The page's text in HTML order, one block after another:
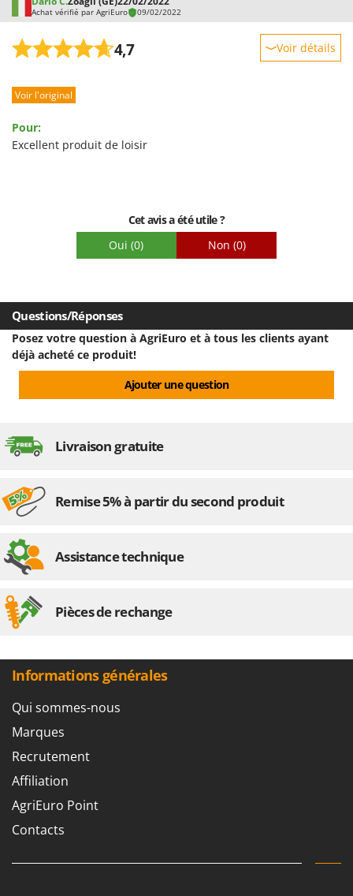
Achat vérifié par AgriEuro 09/02/2022
4,7 Voir détails
Prestations
Qualité / Prix
Voir l'original
Pour:
Excellent produit de loisir
Cet avis a été utile ?
Oui (0) Non (0)
Questions/Réponses
Posez votre question à AgriEuro et à tous les clients ayant
déjà acheté ce produit!
Ajouter une question
Livraison gratuite
Remise 5% à partir du second produit
Assistance technique
Pièces de rechange
Informations générales
Qui sommes-nous
Marques
Recrutement
Affiliation
AgriEuro Point
Contacts